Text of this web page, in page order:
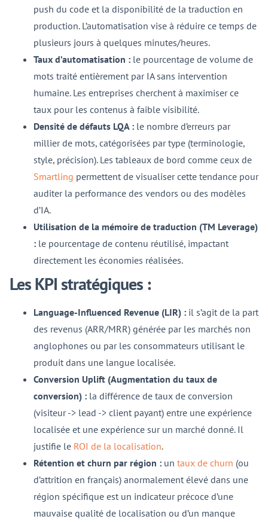
push du code et la disponibilité de la traduction en
production. L’automatisation vise à réduire ce temps de
plusieurs jours à quelques minutes/heures.
Taux d’automatisation : le pourcentage de volume de
mots traité entièrement par IA sans intervention
humaine. Les entreprises cherchent à maximiser ce
taux pour les contenus à faible visibilité.
Densité de défauts LQA : le nombre d’erreurs par
millier de mots, catégorisées par type (terminologie,
style, précision). Les tableaux de bord comme ceux de
Smartling permettent de visualiser cette tendance pour
auditer la performance des vendors ou des modèles
d’IA.
Utilisation de la mémoire de traduction (TM Leverage)
: le pourcentage de contenu réutilisé, impactant
directement les économies réalisées.
Les KPI stratégiques :
Language-Influenced Revenue (LIR) : il s’agit de la part
des revenus (ARR/MRR) générée par les marchés non
anglophones ou par les consommateurs utilisant le
produit dans une langue localisée.
Conversion Uplift (Augmentation du taux de
conversion) : la différence de taux de conversion
(visiteur -> lead -> client payant) entre une expérience
localisée et une expérience sur un marché donné. Il
justifie le ROI de la localisation.
Rétention et churn par région : un taux de churn (ou
d’attrition en français) anormalement élevé dans une
région spécifique est un indicateur précoce d’une
mauvaise qualité de localisation ou d’un manque